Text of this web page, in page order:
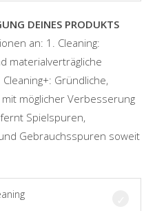
DEINES PRODUKTS
an: 1. Cleaning:
materialverträgliche
Gründliche,
möglicher Verbesserung
Spielspuren,
Gebrauchsspuren soweit